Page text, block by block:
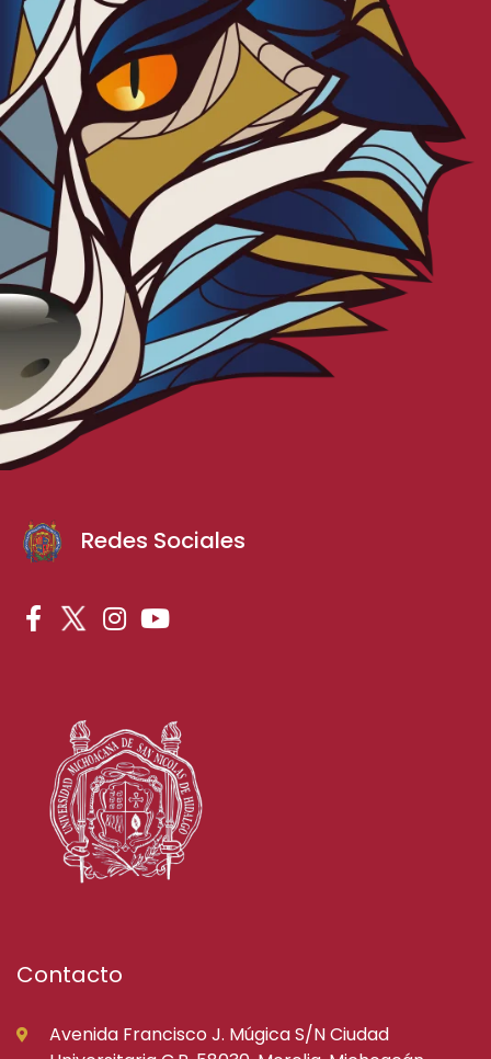
Redes Sociales
Contacto
Avenida Francisco J. Múgica S/N Ciudad